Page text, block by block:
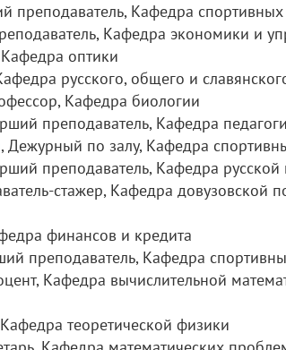
преподаватель, Кафедра
Кафедра экономики и
оптики
русского, общего и
Кафедра биологии
преподаватель, Кафедра
, Дежурный по залу, Кафедра
преподаватель, Кафедра
стажер, Кафедра довузовской
финансов и кредита
преподаватель, Кафедра
Кафедра вычислительной
теоретической физики